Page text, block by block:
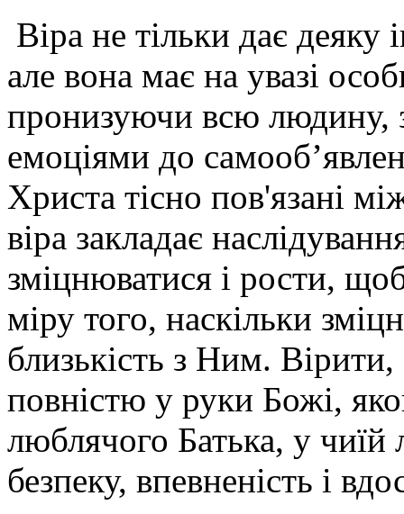
Віра не тільки дає
але вона має на увазі
пронизуючи всю людину,
емоціями до
Христа тісно пов'язані
віра закладає
зміцнюватися і рости,
міру того, наскільки
близькість з Ним.
повністю у руки Божі,
люблячого Батька, у
безпеку, впевненість і